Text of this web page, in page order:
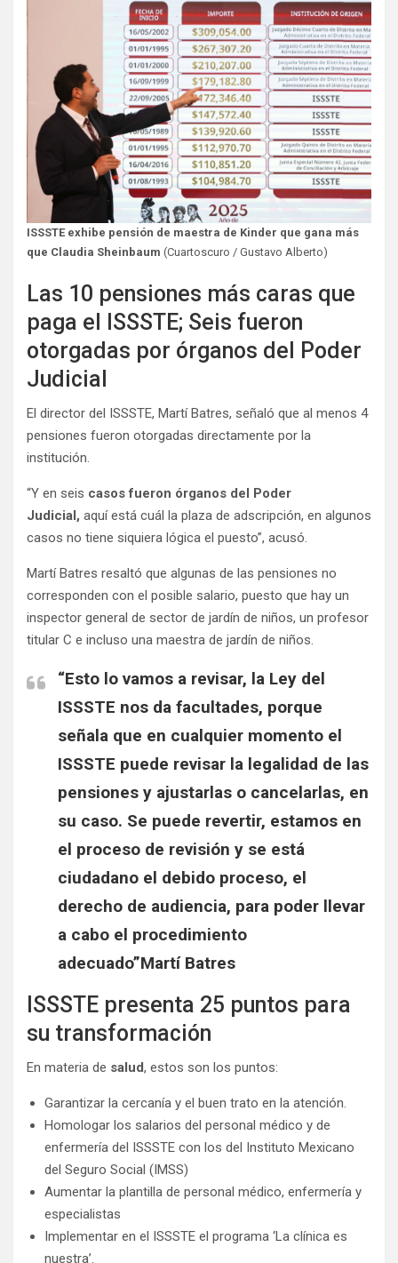
ISSSTE exhibe pensión de maestra de Kinder que gana más
que Claudia Sheinbaum (Cuartoscuro / Gustavo Alberto)
Las 10 pensiones más caras que
paga el ISSSTE; Seis fueron
otorgadas por órganos del Poder
Judicial
El director del ISSSTE, Martí Batres, señaló que al menos 4
pensiones fueron otorgadas directamente por la
institución.
“Y en seis casos fueron órganos del Poder
Judicial, aquí está cuál la plaza de adscripción, en algunos
casos no tiene siquiera lógica el puesto”, acusó.
Martí Batres resaltó que algunas de las pensiones no
corresponden con el posible salario, puesto que hay un
inspector general de sector de jardín de niños, un profesor
titular C e incluso una maestra de jardín de niños.
“Esto lo vamos a revisar, la Ley del
ISSSTE nos da facultades, porque
señala que en cualquier momento el
ISSSTE puede revisar la legalidad de las
pensiones y ajustarlas o cancelarlas, en
su caso. Se puede revertir, estamos en
el proceso de revisión y se está
ciudadano el debido proceso, el
derecho de audiencia, para poder llevar
a cabo el procedimiento
adecuado”Martí Batres
ISSSTE presenta 25 puntos para
su transformación
En materia de salud, estos son los puntos:
Garantizar la cercanía y el buen trato en la atención.
Homologar los salarios del personal médico y de
enfermería del ISSSTE con los del Instituto Mexicano
del Seguro Social (IMSS)
Aumentar la plantilla de personal médico, enfermería y
especialistas
Implementar en el ISSSTE el programa ‘La clínica es
nuestra’.